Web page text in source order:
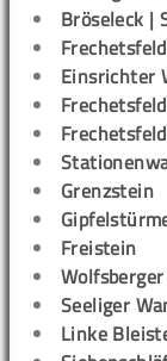
Bröseleck |
Einsrichter
Grenzstein
Freistein
Seeliger
Linke